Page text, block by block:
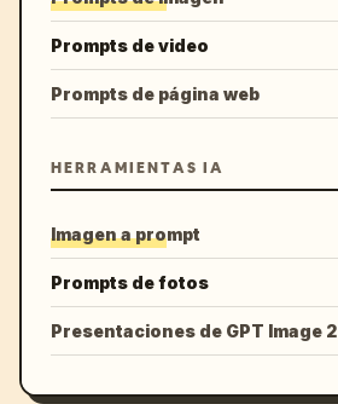
Prompts de video
Prompts de página web
HERRAMIENTAS IA
Imagen a prompt
Prompts de fotos
Presentaciones de GPT Image 2